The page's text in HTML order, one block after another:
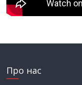
Про нас